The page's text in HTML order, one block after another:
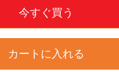
今すぐ買う
カートに入れる